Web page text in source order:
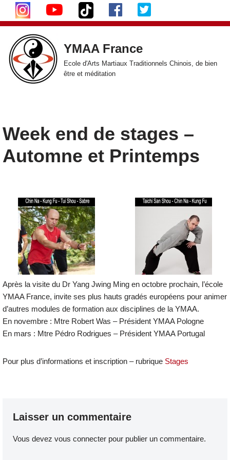
Aller
au
contenu
YMAA France
Ecole d'Arts Martiaux Traditionnels Chinois, de bien
être et méditation
Week end de stages –
Automne et Printemps
Après la visite du Dr Yang Jwing Ming en octobre prochain, l’école
YMAA France, invite ses plus hauts gradés européens pour animer
d’autres modules de formation aux disciplines de la YMAA.
En novembre : Mtre Robert Was – Président YMAA Pologne
En mars : Mtre Pédro Rodrigues – Président YMAA Portugal
Pour plus d’informations et inscription – rubrique Stages
Laisser un commentaire
Vous devez vous connecterpour publier un commentaire.